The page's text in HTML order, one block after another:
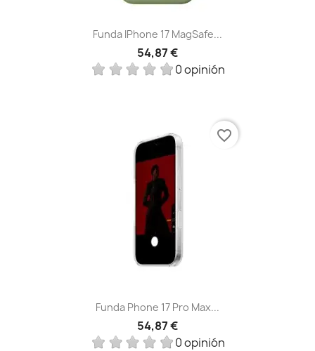
Funda IPhone 17 MagSafe...
54,87 €
0 opinión
Funda Phone 17 Pro Max...
54,87 €
0 opinión
favorite_border